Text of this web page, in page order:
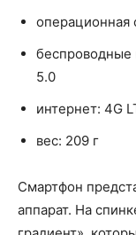
операционная
беспроводные
5.0
интернет: 4G
вес: 209 г
Смартфон
аппарат. На